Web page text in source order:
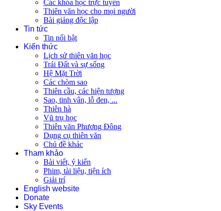
Các khóa học trực tuyến
Thiên văn học cho mọi người
Bài giảng độc lập
Tin tức
Tin nổi bật
Kiến thức
Lịch sử thiên văn học
Trái Đất và sự sống
Hệ Mặt Trời
Các chòm sao
Thiên cầu, các hiện tượng
Sao, tinh vân, lỗ đen, ...
Thiên hà
Vũ trụ học
Thiên văn Phương Đông
Dụng cụ thiên văn
Chủ đề khác
Tham khảo
Bài viết, ý kiến
Phim, tài liệu, tiện ích
Giải trí
English website
Donate
Sky Events